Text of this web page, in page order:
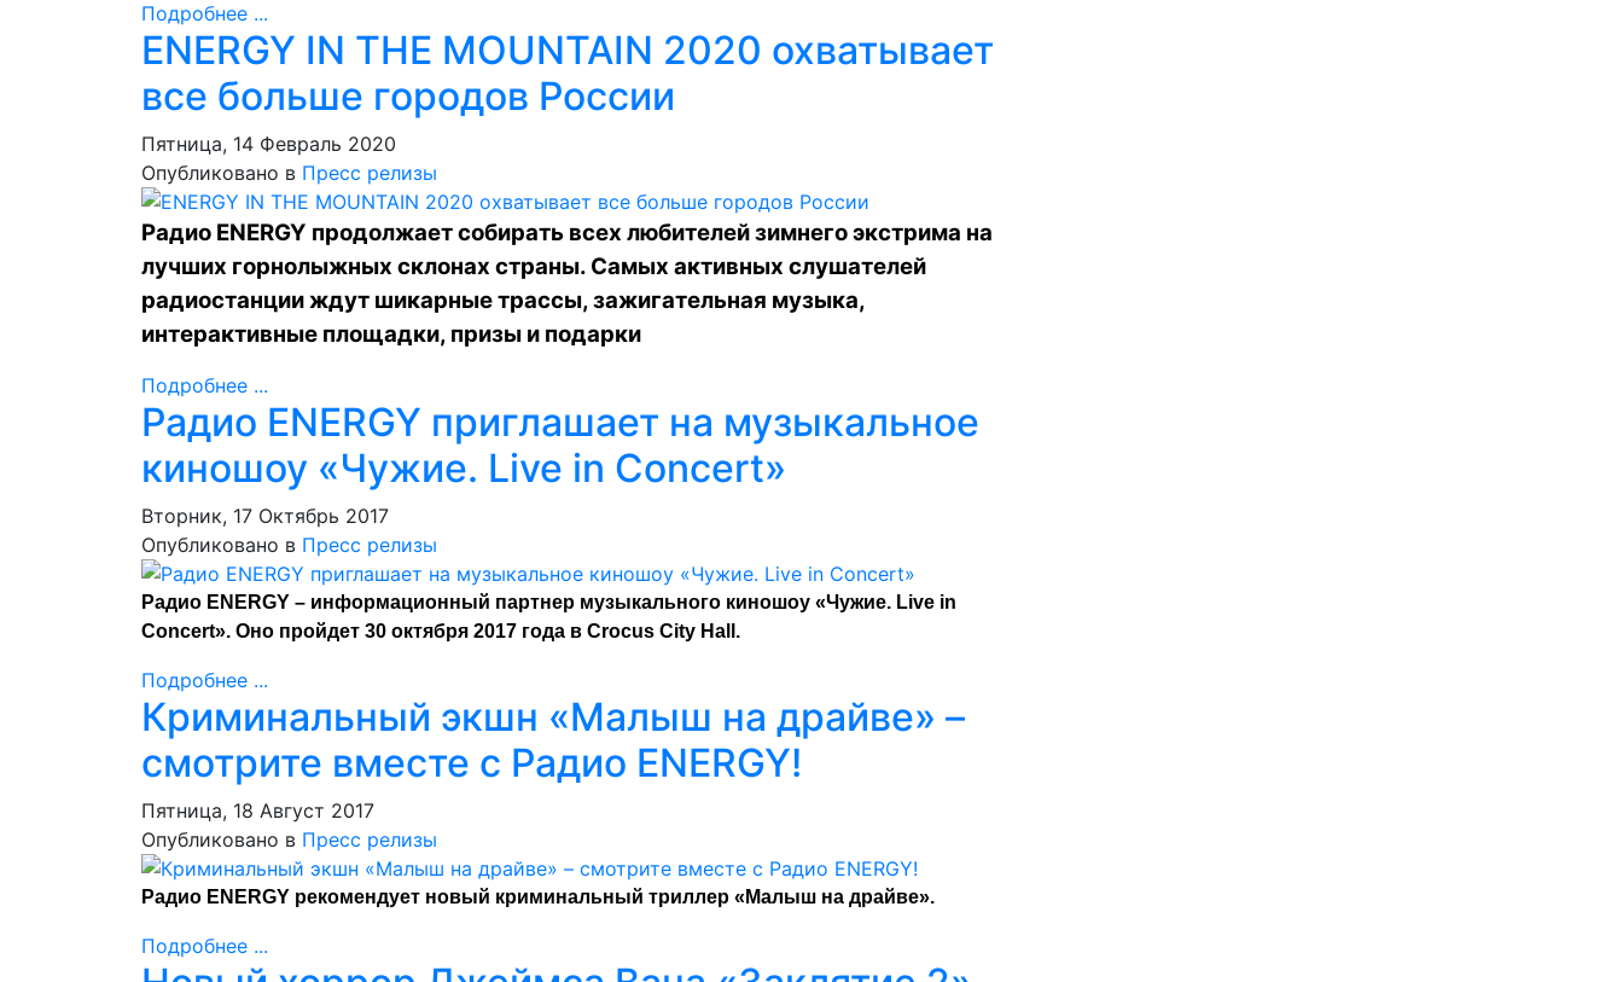
Подробнее ...
ENERGY IN THE MOUNTAIN 2020 охватывает
все больше городов России
Пятница, 14 Февраль 2020
Опубликовано в Пресс релизы
Радио ENERGY продолжает собирать всех любителей зимнего экстрима на
лучших горнолыжных склонах страны. Самых активных слушателей
радиостанции ждут шикарные трассы, зажигательная музыка,
интерактивные площадки, призы и подарки
Подробнее ...
Радио ENERGY приглашает на музыкальное
киношоу «Чужие. Live in Concert»
Вторник, 17 Октябрь 2017
Опубликовано в Пресс релизы
Радио ENERGY – информационный партнер музыкального киношоу «Чужие. Live in
Concert». Оно пройдет 30 октября 2017 года в Crocus City Hall.
Подробнее ...
Криминальный экшн «Малыш на драйве» –
смотрите вместе с Радио ENERGY!
Пятница, 18 Август 2017
Опубликовано в Пресс релизы
Радио ENERGY рекомендует новый криминальный триллер «Малыш на драйве».
Подробнее ...